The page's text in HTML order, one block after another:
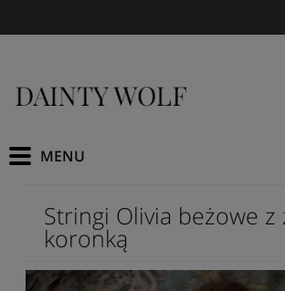
Stringi Olivia beżowe z
koronką